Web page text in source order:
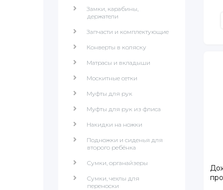
Замки, карабины,
держатели
Запчасти и комплектующие
Конверты в коляску
Матрасы и вкладыши
Москитные сетки
Муфты для рук
Муфты для рук из флиса
Накидки на ножки
Подножки и сиденья для
второго ребёнка
Сумки, органайзеры
Сумки, чехлы для
переноски